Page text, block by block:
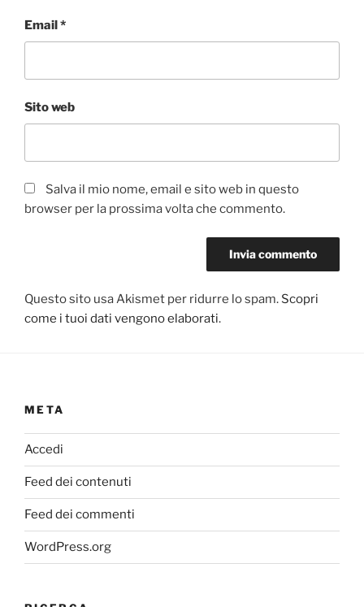
Email *
Sito web
Salva il mio nome, email e sito web in questo
browser per la prossima volta che commento.
Questo sito usa Akismet per ridurre lo spam. Scopri
come i tuoi dati vengono elaborati.
META
Accedi
Feed dei contenuti
Feed dei commenti
WordPress.org